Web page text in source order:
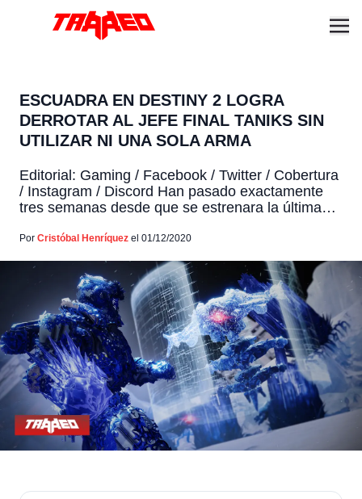
ESCUADRA EN DESTINY 2 LOGRA
DERROTAR AL JEFE FINAL TANIKS SIN
UTILIZAR NI UNA SOLA ARMA
Editorial: Gaming / Facebook / Twitter / Cobertura
/ Instagram / Discord Han pasado exactamente
tres semanas desde que se estrenara la última
Allá de la Luz, en donde el juego nos lleva a la
recientemente, este 21 de noviembre inicio […]
Por Cristóbal Henríquez el 01/12/2020